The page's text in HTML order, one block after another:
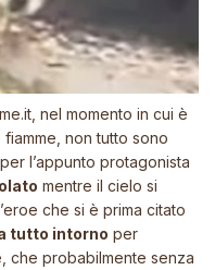
, nel momento in cui è
fiamme, non tutto sono
l’appunto protagonista
mentre il cielo si
che si è prima citato
tutto intorno per
che probabilmente senza